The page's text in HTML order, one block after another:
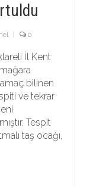
0
İl Kent
bilinen
ve tekrar
Tespit
taş ocağı,